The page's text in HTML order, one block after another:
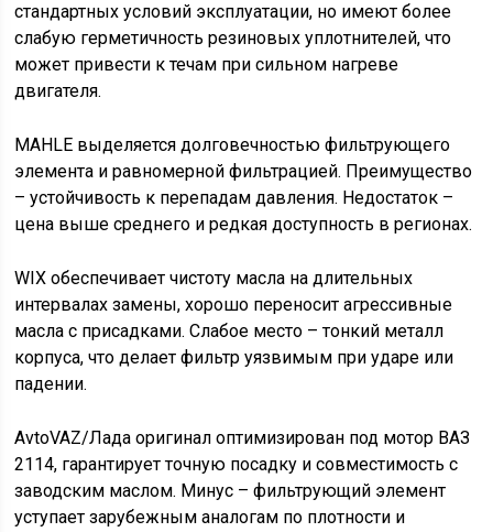
стандартных условий эксплуатации, но имеют более
слабую герметичность резиновых уплотнителей, что
может привести к течам при сильном нагреве
двигателя.
MAHLE выделяется долговечностью фильтрующего
элемента и равномерной фильтрацией. Преимущество
– устойчивость к перепадам давления. Недостаток –
цена выше среднего и редкая доступность в регионах.
WIX обеспечивает чистоту масла на длительных
интервалах замены, хорошо переносит агрессивные
масла с присадками. Слабое место – тонкий металл
корпуса, что делает фильтр уязвимым при ударе или
падении.
AvtoVAZ/Лада оригинал оптимизирован под мотор ВАЗ
2114, гарантирует точную посадку и совместимость с
заводским маслом. Минус – фильтрующий элемент
уступает зарубежным аналогам по плотности и